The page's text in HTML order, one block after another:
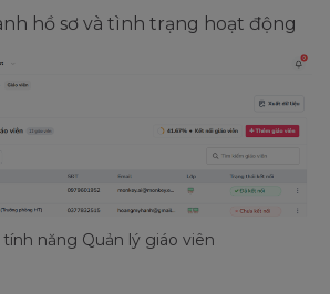
hồ sơ và tình trạng hoạt động
năng Quản lý giáo viên